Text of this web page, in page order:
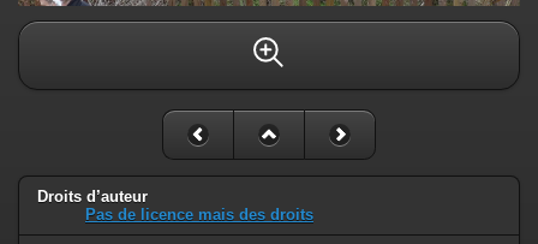
Droits d’auteur
Pas de licence mais des droits